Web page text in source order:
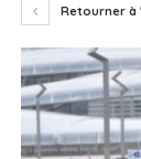
Retourner à